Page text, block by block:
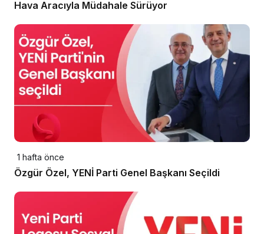
Hava Aracıyla Müdahale Sürüyor
1 hafta önce
Özgür Özel, YENİ Parti Genel Başkanı Seçildi